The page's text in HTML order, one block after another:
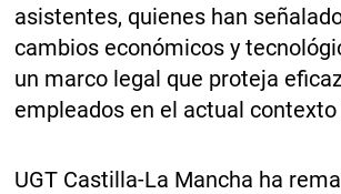
asistentes, quienes han
cambios económicos y
un marco legal que proteja
empleados en el actual
UGT Castilla-La Mancha ha